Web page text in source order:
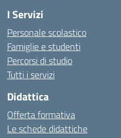
I Servizi
Personale scolastico
Famiglie e studenti
Percorsi di studio
Tutti i servizi
Didattica
Offerta formativa
Le schede didattiche